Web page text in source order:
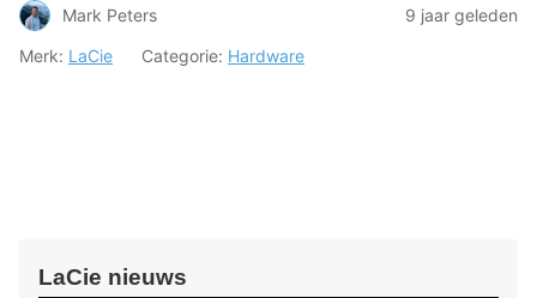
Mark Peters
9 jaar geleden
Merk: LaCie Categorie: Hardware
LaCie nieuws